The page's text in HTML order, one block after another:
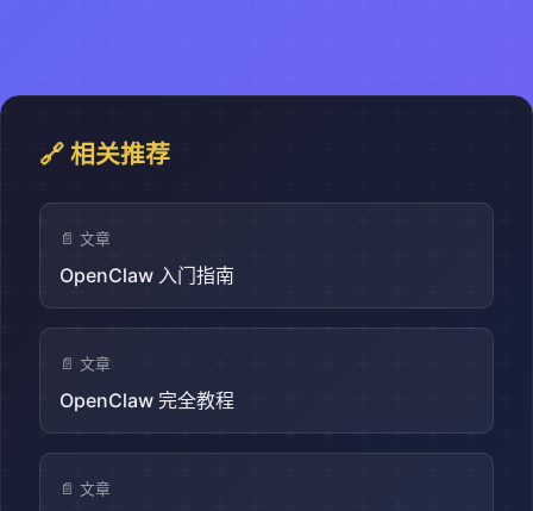
🔗 相关推荐
📄 文章
OpenClaw 入门指南
📄 文章
OpenClaw 完全教程
📄 文章